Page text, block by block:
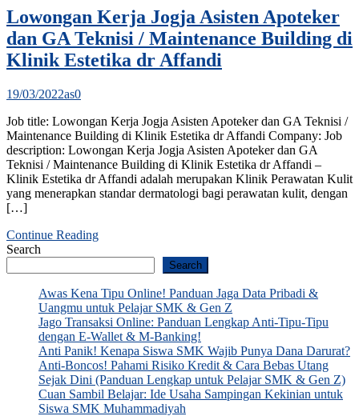
Lowongan Kerja Jogja Asisten Apoteker
dan GA Teknisi / Maintenance Building di
Klinik Estetika dr Affandi
19/03/2022as0
Job title: Lowongan Kerja Jogja Asisten Apoteker dan GA Teknisi /
Maintenance Building di Klinik Estetika dr Affandi Company: Job
description: Lowongan Kerja Jogja Asisten Apoteker dan GA
Teknisi / Maintenance Building di Klinik Estetika dr Affandi –
Klinik Estetika dr Affandi adalah merupakan Klinik Perawatan Kulit
yang menerapkan standar dermatologi bagi perawatan kulit, dengan
[…]
Continue Reading
Search
Search
Awas Kena Tipu Online! Panduan Jaga Data Pribadi &
Uangmu untuk Pelajar SMK & Gen Z
Jago Transaksi Online: Panduan Lengkap Anti-Tipu-Tipu
dengan E-Wallet & M-Banking!
Anti Panik! Kenapa Siswa SMK Wajib Punya Dana Darurat?
Anti-Boncos! Pahami Risiko Kredit & Cara Bebas Utang
Sejak Dini (Panduan Lengkap untuk Pelajar SMK & Gen Z)
Cuan Sambil Belajar: Ide Usaha Sampingan Kekinian untuk
Siswa SMK Muhammadiyah